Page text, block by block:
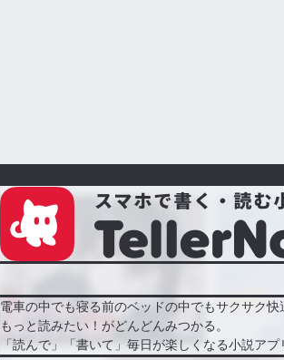
電車の中でも寝る前のベッドの中でもサクサク快
もっと読みたい！がどんどんみつかる。
「読んで」「書いて」毎日が楽しくなる小説アプ